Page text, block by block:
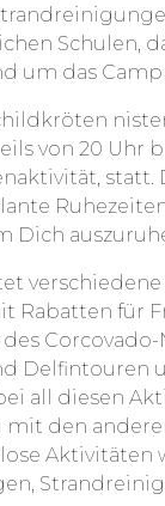
Schulen,
um das
von 20 Uhr
Dich
Rabatten für
Delfintouren
all diesen
mit den
Aktivitäten